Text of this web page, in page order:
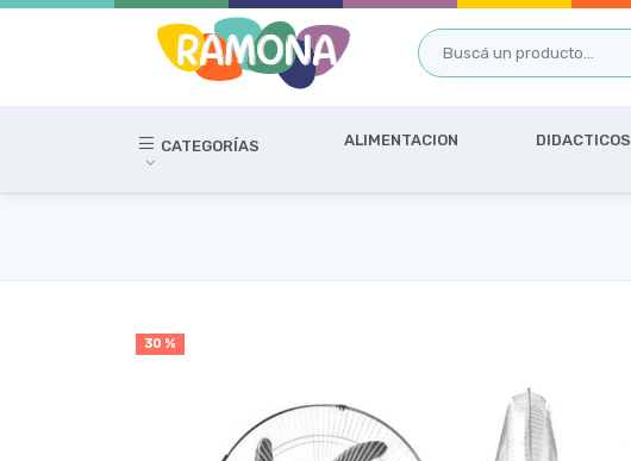
CATEGORÍAS ALIMENTACION DIDACTICOS
30 %